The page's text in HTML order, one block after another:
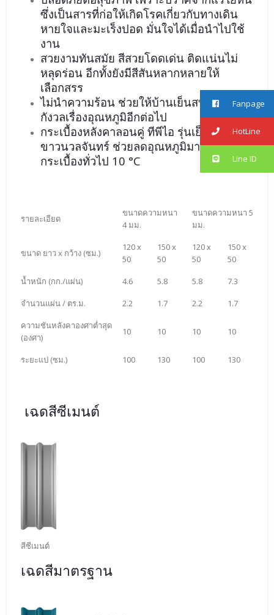
ซึ่งเป็นสารที่ก่อให้เกิดโรคเกี่ยวกับทางเดิน
หายใจและมะเร็งปอด มั่นใจได้เมื่อนำไปใช้
งาน
สวยงามทันสมัย สีสวยโดดเด่น ติดแน่นไม่
หลุดร่อน อีกทั้งยังมีสีสันหลากหลายให้
เลือกสรร
ไม่นำความร้อน ช่วยให้บ้านเย็นสบาย ไม่ต้อง
กังวลเรื่องอุณหภูมิอีกต่อไป
กระเบื้องหลังคาลอนคู่ ทีพีไอ รุ่นเย็นสบาย สี
ขาวนวลจันทร์ ช่วยลดอุณหภูมิมากกว่า
กระเบื้องทั่วไป 10 °C
รายละเอียด
ขนาดความหนา
4 มม.
ขนาดความหนา 5
มม.
ขนาด ยาว x กว้าง (ซม.)
120 x
50
150 x
50
120 x
50
150 x
50
น้ำหนัก (กก./แผ่น)
4.6 5.8 5.8
7.3
จำนวนแผ่น / ตร.ม.
2.2 1.7 2.2
1.7
ความชันหลังคาองศาต่ำสุด
(องศา)
10 10 10 10
ระยะแป (ซม.) 100 130 100 130
เฉดสีซีเมนต์
สีซีเมนต์
เฉดสีมาตรฐาน
Fanpage
HotLine
Line ID